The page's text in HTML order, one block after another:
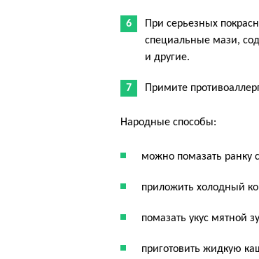
При серьезных
специальные мази,
и другие.
Примите
Народные способы:
можно помазать ранку
приложить холодный
помазать укус мятной
приготовить жидкую